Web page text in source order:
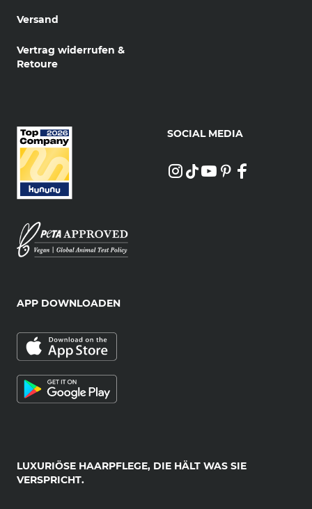
Versand
Vertrag widerrufen &
Retoure
LUXURIÖSE HAARPFLEGE, DIE HÄLT WAS SIE
VERSPRICHT.
SOCIAL MEDIA
APP DOWNLOADEN